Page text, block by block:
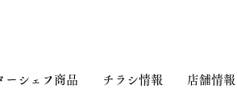
ーシェフ商品 チラシ情報 店舗情報